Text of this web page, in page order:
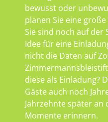
bewusst oder
planen Sie eine
Sie sind noch auf der
Idee für eine
nicht die Daten auf
diese als Einladung?
Gäste auch noch
Jahrzehnte später an
Momente erinnern.